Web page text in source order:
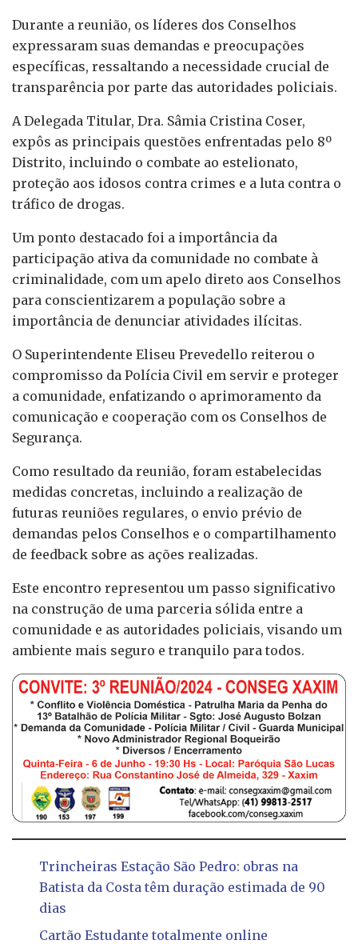
Durante a reunião, os líderes dos Conselhos
expressaram suas demandas e preocupações
específicas, ressaltando a necessidade crucial de
transparência por parte das autoridades policiais.
A Delegada Titular, Dra. Sâmia Cristina Coser,
expôs as principais questões enfrentadas pelo 8º
Distrito, incluindo o combate ao estelionato,
proteção aos idosos contra crimes e a luta contra o
tráfico de drogas.
Um ponto destacado foi a importância da
participação ativa da comunidade no combate à
criminalidade, com um apelo direto aos Conselhos
para conscientizarem a população sobre a
importância de denunciar atividades ilícitas.
O Superintendente Eliseu Prevedello reiterou o
compromisso da Polícia Civil em servir e proteger
a comunidade, enfatizando o aprimoramento da
comunicação e cooperação com os Conselhos de
Segurança.
Como resultado da reunião, foram estabelecidas
medidas concretas, incluindo a realização de
futuras reuniões regulares, o envio prévio de
demandas pelos Conselhos e o compartilhamento
de feedback sobre as ações realizadas.
Este encontro representou um passo significativo
na construção de uma parceria sólida entre a
comunidade e as autoridades policiais, visando um
ambiente mais seguro e tranquilo para todos.
Trincheiras Estação São Pedro: obras na
Batista da Costa têm duração estimada de 90
dias
Cartão Estudante totalmente online